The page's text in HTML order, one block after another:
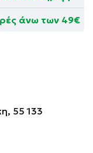
άνω των 49€
55 133